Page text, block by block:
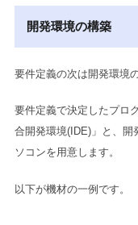
開発環境の構築
要件定義の次は開発環境
要件定義で決定したプロ
合開発環境(IDE)」と、
ソコンを用意します。
以下が機材の一例です。